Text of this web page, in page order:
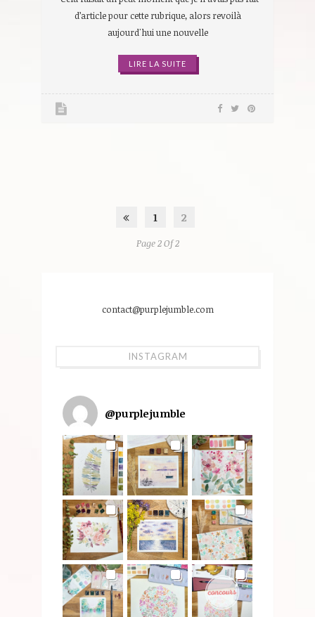
d’article pour cette rubrique, alors revoilà
aujourd'hui une nouvelle
LIRE LA SUITE
1 2
Page 2 Of 2
contact@purplejumble.com
INSTAGRAM
@purplejumble